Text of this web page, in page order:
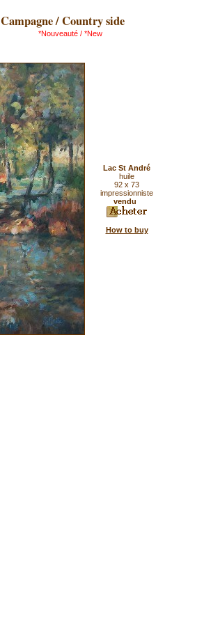
Campagne / Country side
*Nouveauté / *New